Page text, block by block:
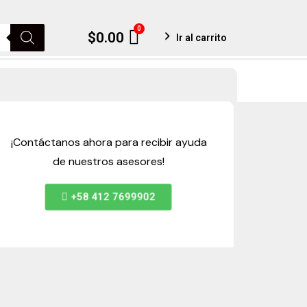
$0.00
0Cart Ir al carrito
¡Contáctanos ahora para recibir ayuda
de nuestros asesores!
+58 412 7699902